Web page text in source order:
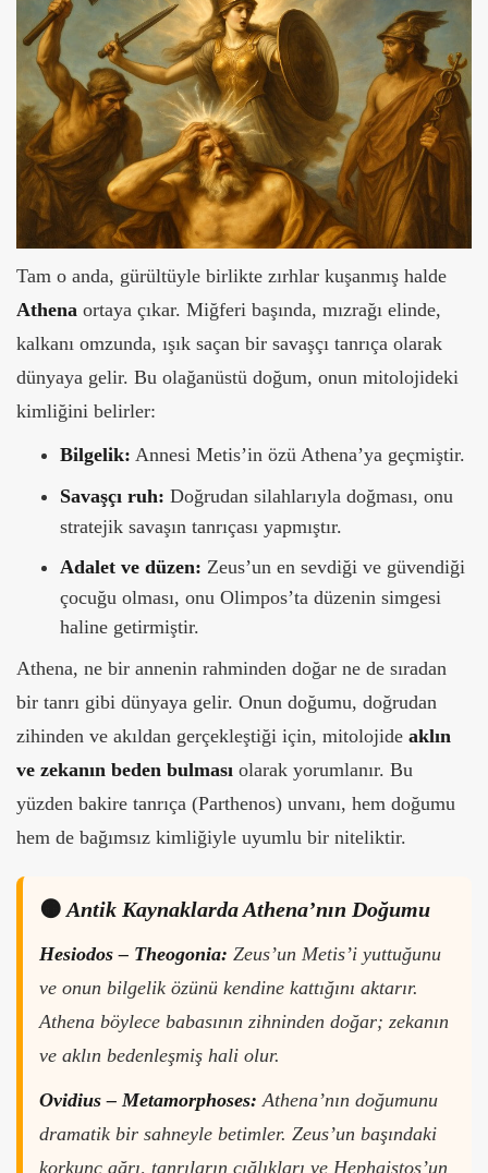
Tam o anda, gürültüyle birlikte zırhlar kuşanmış halde
Athena ortaya çıkar. Miğferi başında, mızrağı elinde,
kalkanı omzunda, ışık saçan bir savaşçı tanrıça olarak
dünyaya gelir. Bu olağanüstü doğum, onun mitolojideki
kimliğini belirler:
Bilgelik: Annesi Metis’in özü Athena’ya geçmiştir.
Savaşçı ruh: Doğrudan silahlarıyla doğması, onu
stratejik savaşın tanrıçası yapmıştır.
Adalet ve düzen: Zeus’un en sevdiği ve güvendiği
çocuğu olması, onu Olimpos’ta düzenin simgesi
haline getirmiştir.
Athena, ne bir annenin rahminden doğar ne de sıradan
bir tanrı gibi dünyaya gelir. Onun doğumu, doğrudan
zihinden ve akıldan gerçekleştiği için, mitolojide aklın
ve zekanın beden bulması olarak yorumlanır. Bu
yüzden bakire tanrıça (Parthenos) unvanı, hem doğumu
hem de bağımsız kimliğiyle uyumlu bir niteliktir.
🟠 Antik Kaynaklarda Athena’nın Doğumu
Hesiodos – Theogonia: Zeus’un Metis’i yuttuğunu
ve onun bilgelik özünü kendine kattığını aktarır.
Athena böylece babasının zihninden doğar; zekanın
ve aklın bedenleşmiş hali olur.
Ovidius – Metamorphoses: Athena’nın doğumunu
dramatik bir sahneyle betimler. Zeus’un başındaki
korkunç ağrı, tanrıların çığlıkları ve Hephaistos’un